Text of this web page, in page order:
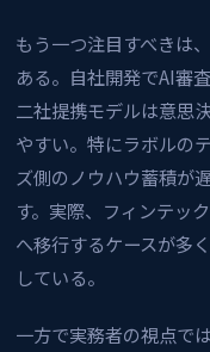
もう一つ注目すべきは
ある。自社開発でAI審
二社提携モデルは意思
やすい。特にラボルの
ズ側のノウハウ蓄積が
す。実際、フィンテッ
へ移行するケースが多
している。
一方で実務者の視点で